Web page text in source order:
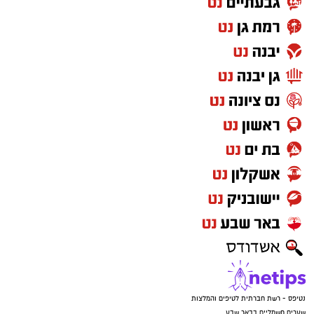
כתובת המייל:ram@isnet.co.il
ללא הרף. התוקפים הורו לנער לענות ולומר שהוא
בפארק, וכשהבינו שהאם בדרכה למקום – הם
איימו על הקורבנות שאם ידברו הם יגיעו עד לביתם,
זרקו את הטלפונים ונמלטו מהמקום.
קרדיט: משטרת ישראל
המשפחה נמצאת כעת בשבר מוחלט. "אני גמורה,
נטיפס - רשת חברתית לטיפים והמלצות
שערים חשמליים בבאר שבע
מסלולים לטיולים
עורך דין באשדוד
קריית גת נט
חולון נט